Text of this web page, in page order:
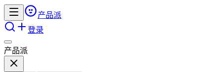
产品派
登录
产品派